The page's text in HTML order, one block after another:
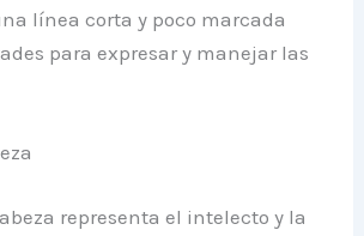
línea corta y poco marcada
para expresar y manejar las
representa el intelecto y la